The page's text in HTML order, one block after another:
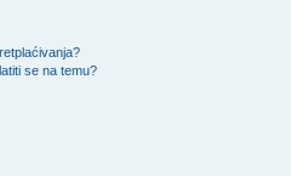
se na temu?